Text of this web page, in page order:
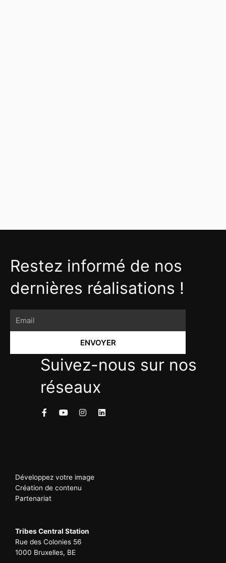
Restez informé de nos
dernières réalisations !
ENVOYER
Suivez-nous sur nos
réseaux
Développez votre image
Création de contenu
Partenariat
Tribes Central Station
Rue des Colonies 56
1000 Bruxelles, BE